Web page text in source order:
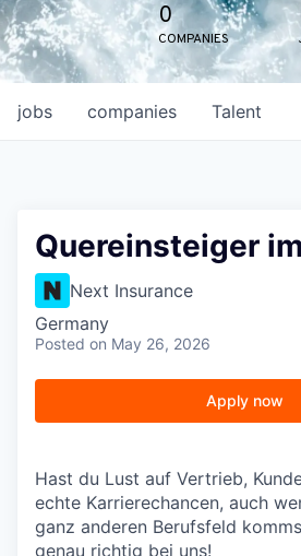
0
COMPANIES
jobs companies Talent
Quereinsteiger
Next Insurance
Germany
Posted on May 26, 2026
Apply now
Hast du Lust auf Vertrieb,
echte Karrierechancen, auch
ganz anderen Berufsfeld
genau richtig bei uns!